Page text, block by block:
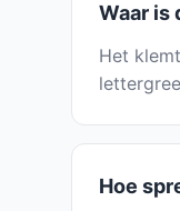
Waar is
Het
Hoe